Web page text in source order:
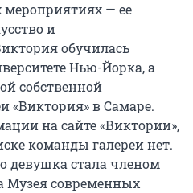
мероприятиях — ее
и
обучилась
Нью-Йорка, а
собственной
«Виктория» в Самаре.
на сайте «Виктории»,
команды галереи нет.
девушка стала членом
Музея современных